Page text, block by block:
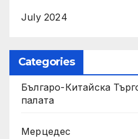
July 2024
Categories
Българо-Китайска
палaта
Мерцедес